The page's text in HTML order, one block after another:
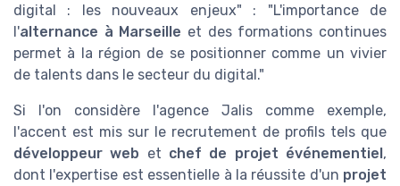
digital : les nouveaux enjeux" : "L'importance de
l'alternance à Marseille et des formations continues
permet à la région de se positionner comme un vivier
de talents dans le secteur du digital."
Si l'on considère l'agence Jalis comme exemple,
l'accent est mis sur le recrutement de profils tels que
développeur web et chef de projet événementiel,
dont l'expertise est essentielle à la réussite d'un projet